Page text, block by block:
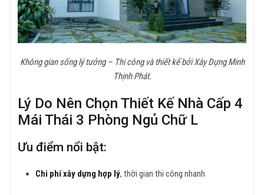
Không gian sống lý tưởng – Thi công và thiết kế bởi Xây Dựng Minh
Thịnh Phát.
Lý Do Nên Chọn Thiết Kế Nhà Cấp 4
Mái Thái 3 Phòng Ngủ Chữ L
Ưu điểm nổi bật:
Chi phí xây dựng hợp lý, thời gian thi công nhanh